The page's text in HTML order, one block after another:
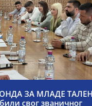
ЗА МЛАДЕ
свог званичног